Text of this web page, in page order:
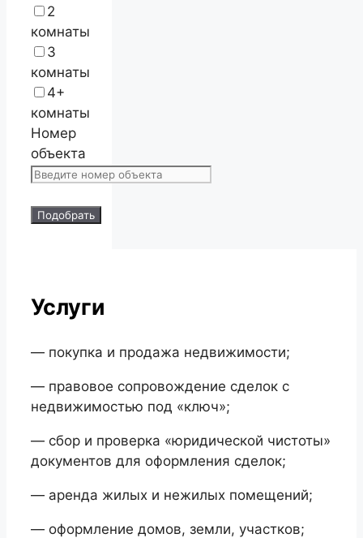
2
комнаты
3
комнаты
4+
комнаты
Номер
объекта
Подобрать
Услуги
— покупка и продажа недвижимости;
— правовое сопровождение сделок с
недвижимостью под «ключ»;
— сбор и проверка «юридической чистоты»
документов для оформления сделок;
— аренда жилых и нежилых помещений;
— оформление домов, земли, участков;